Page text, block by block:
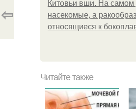
Китовьи вши. На самом
насекомые, а
относящиеся к
⇦
Читайте также